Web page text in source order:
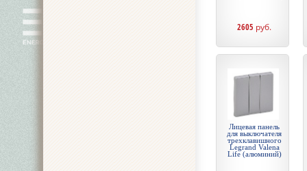
2605 руб.
Лицевая панель
для выключателя
трехклавишного
Legrand Valena
Life (алюминий)